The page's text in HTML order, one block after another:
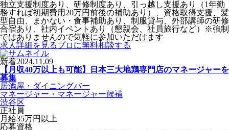
独立支援制度あり、研修制度あり、引っ越し支援あり（1年勤
務すれば初期費用20万円前後の補助あり）、資格取得支援、髪
型自由、まかない・食事補助あり、制服貸与、外部講師の研修
合宿あり、社内イベントあり（懇親会、社員旅行など）※強制
ではありませんので気軽に参加いただけます
求人詳細を見るプロに無料相談する
新着2024.11.09
【月収40万以上も可能】日本三大地鶏専門店のマネージャーを
募集
居酒屋・ダイニングバー
マネージャー・マネージャー候補
渋谷区
正社員
月給35万円以上
応募資格